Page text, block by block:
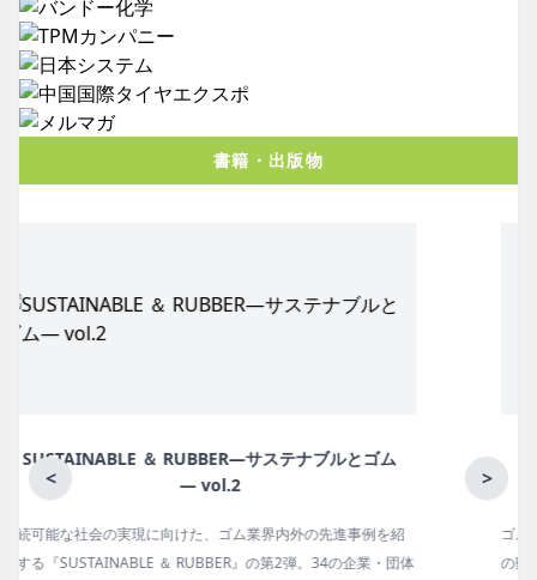
書籍・出版物
< >
月刊ラバーインダストリー／単品
ゴム報知新聞の姉妹誌。ゴム・エラストマー製品・市場分野別
の動向、新製品・技術、原材料動向、設備・機械の紹介、イン